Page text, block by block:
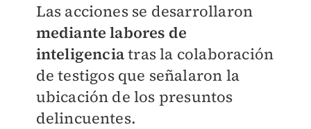
Las acciones se desarrollaron
mediante labores de
inteligenciatras la colaboración
de testigos que señalaron la
ubicación de los presuntos
delincuentes.